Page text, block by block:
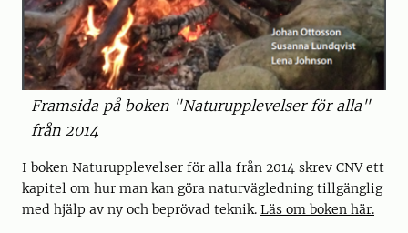
Framsida på boken "Naturupplevelser för alla"
från 2014
I boken Naturupplevelser för alla från 2014 skrev CNV ett
kapitel om hur man kan göra naturvägledning tillgänglig
med hjälp av ny och beprövad teknik. Läs om boken här.